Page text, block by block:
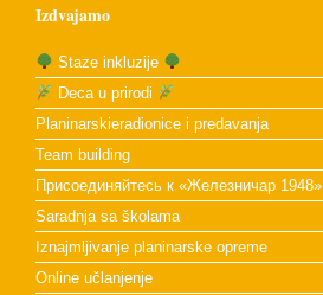
Izdvajamo
Staze inkluzije
Deca u prirodi
Planinarskieradionice i predavanja
Team building
Присоединяйтесь к «Железничар 1948»
Saradnja sa školama
Iznajmljivanje planinarske opreme
Online učlanjenje